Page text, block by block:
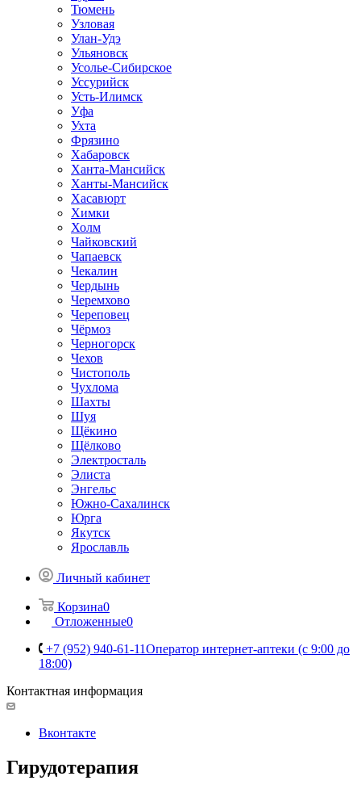
Тюмень
Узловая
Улан-Удэ
Ульяновск
Усолье-Сибирское
Уссурийск
Усть-Илимск
Уфа
Ухта
Фрязино
Хабаровск
Ханта-Мансийск
Ханты-Мансийск
Хасавюрт
Химки
Холм
Чайковский
Чапаевск
Чекалин
Чердынь
Черемхово
Череповец
Чёрмоз
Черногорск
Чехов
Чистополь
Чухлома
Шахты
Шуя
Щёкино
Щёлково
Электросталь
Элиста
Энгельс
Южно-Сахалинск
Юрга
Якутск
Ярославль
Личный кабинет
Корзина0
Отложенные0
+7 (952) 940-61-11Оператор интернет-аптеки (с 9:00 до
18:00)
Контактная информация
Вконтакте
Гирудотерапия